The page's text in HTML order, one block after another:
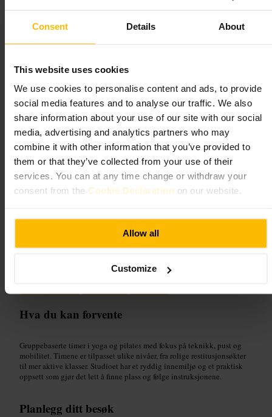
Consent Details About
This website uses cookies
We use cookies to personalise content and ads, to provide
social media features and to analyse our traffic. We also
share information about your use of our site with our social
media, advertising and analytics partners who may
combine it with other information that you’ve provided to
them or that they’ve collected from your use of their
services. You can at any time change or withdraw your
consent from the Cookie Declaration on our website.
Allow all
Customize
https://www.thatgingerliza.com/almost-nakd
Total Chi Yoga + Pilates
Sport og rekreasjon•Gym og studio•Yogastudio
4,8
Bilde / The Merit Club
“Yoga og pilates som passer inn i bylivet.”
Egnet for
Trening #Avslapning
Hva du kan forvente
Gruppebaserte timer i yoga og pilates med fokus på teknikk, pust og
mobilitet. Timene er tilpasset ulike nivåer, fra rolige restitusjonsøkter
til mer aktive klasser. Studioet har et ryddig innemiljø og et praktisk
oppsett som gjør det lett å finne plass og følge instruksjonene.
Planlegg ditt besøk